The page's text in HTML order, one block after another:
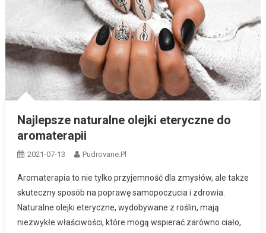
Najlepsze naturalne olejki eteryczne do
aromaterapii
2021-07-13 Pudrovane.pl
Aromaterapia to nie tylko przyjemność dla zmysłów, ale także
skuteczny sposób na poprawę samopoczucia i zdrowia.
Naturalne olejki eteryczne, wydobywane z roślin, mają
niezwykłe właściwości, które mogą wspierać zarówno ciało,